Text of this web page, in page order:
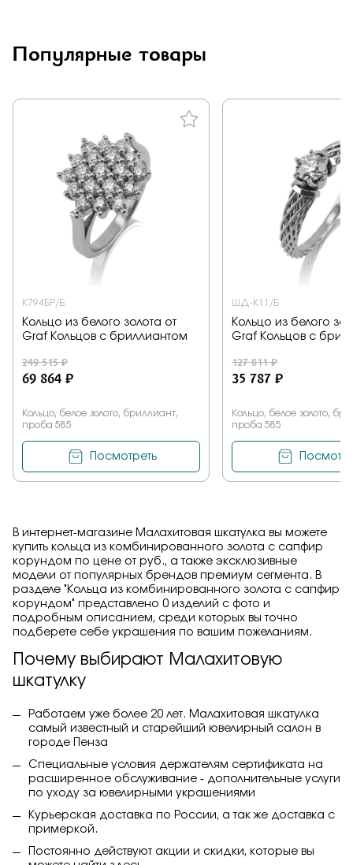
Популярные товары
К794БР/Б
Кольцо из белого золота от
Graf Кольцов с бриллиантом
249 515 ₽
69 864 ₽
Кольцо, белое золото, бриллиант,
проба 585
Посмотреть
ШД-К11/Б
Кольцо из белого
Graf Кольцов с
127 811 ₽
35 787 ₽
Кольцо, белое золото,
проба 585
В интернет-магазине Малахитовая шкатулка вы можете
купить кольца из комбинированного золота с сапфир
корундом по цене от руб., а также эксклюзивные
модели от популярных брендов премиум сегмента. В
разделе "Кольца из комбинированного золота с сапфир
корундом" представлено 0 изделий с фото и
подробным описанием, среди которых вы точно
подберете себе украшения по вашим пожеланиям.
Почему выбирают Малахитовую
шкатулку
Работаем уже более 20 лет. Малахитовая шкатулка
самый известный и старейший ювелирный салон в
городе Пенза
Специальные условия держателям сертификата на
расширенное обслуживание - дополнительные услуги
по уходу за ювелирными украшениями
Курьерская доставка по России, а так же доставка с
примеркой.
Постоянно действуют акции и скидки, которые вы
Подтверждаю, что я ознакомлен и согласен с условиями
политики конфиденциальности
Отправить